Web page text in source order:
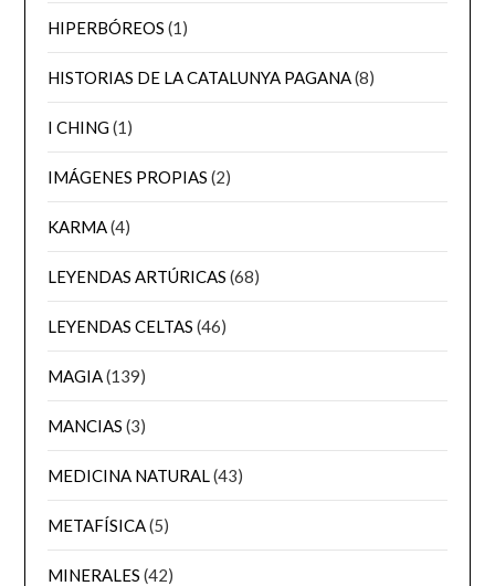
HIPERBÓREOS (1)
HISTORIAS DE LA CATALUNYA PAGANA(8)
I CHING(1)
IMÁGENES PROPIAS (2)
KARMA(4)
LEYENDAS ARTÚRICAS (68)
LEYENDAS CELTAS (46)
MAGIA(139)
MANCIAS (3)
MEDICINA NATURAL(43)
METAFÍSICA(5)
MINERALES (42)